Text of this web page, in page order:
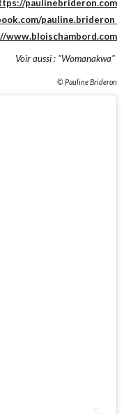
paulinebrideron.com
pauline.brideron
www.bloischambord.com
Voir aussi : "Womanakwa"
© Pauline Brideron